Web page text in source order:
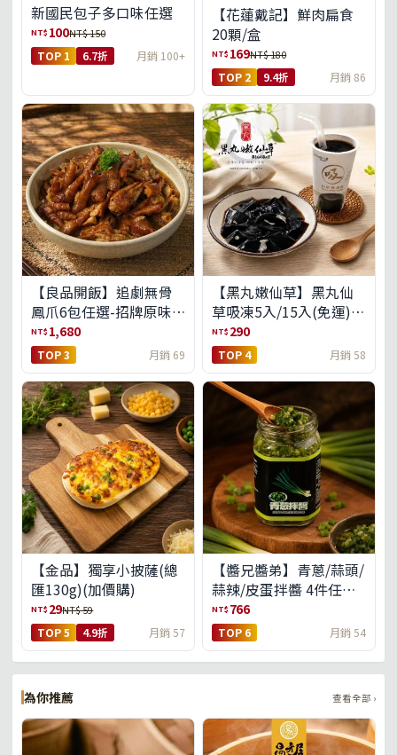
新國民包子多口味任選
NT$ 100NT$ 150
TOP 1 6.7折 月銷 100+
【花蓮戴記】鮮肉扁食
20顆/盒
NT$ 169NT$ 180
TOP 2 9.4折 月銷 86
【良品開飯】追劇無骨
鳳爪6包任選-招牌原味/
濃濃蒜香/過癮麻辣(免運
組)
NT$ 1,680
TOP 3 月銷 69
【黑丸嫩仙草】黑丸仙
草吸凍5入/15入(免運)
(預購中8/14出貨)
NT$ 290
TOP 4 月銷 58
【金品】獨享小披薩(總
匯130g)(加價購)
NT$ 29NT$ 59
TOP 5 4.9折 月銷 57
【醬兄醬弟】青蔥/蒜頭/
蒜辣/皮蛋拌醬 4件任選
(免運組)
NT$ 766
TOP 6 月銷 54
為你推薦 查看全部 ›